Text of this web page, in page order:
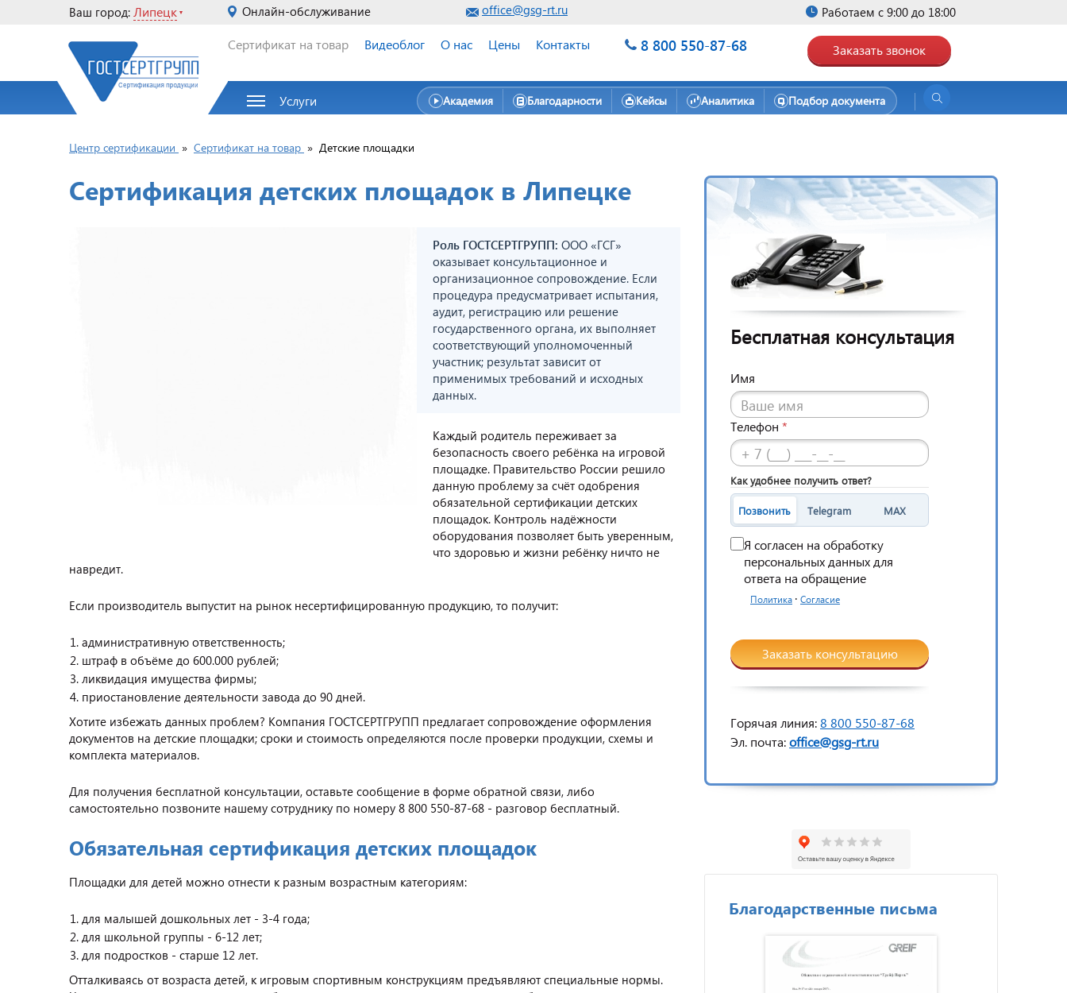
Ваш город: Липецк Онлайн-обслуживание office@gsg-rt.ru Работаем с 9:00 до 18:00
Сертификат на товар Видеоблог О нас Цены Контакты 8 800 550-87-68 Заказать звонок
Услуги Академия Благодарности Кейсы Аналитика Подбор документа
Центр сертификации » Сертификат на товар » Детские площадки
Сертификация детских площадок в Липецке
Роль ГОСТСЕРТГРУПП: ООО «ГСГ»
оказывает консультационное и
организационное сопровождение. Если
процедура предусматривает испытания,
аудит, регистрацию или решение
государственного органа, их выполняет
соответствующий уполномоченный
участник; результат зависит от
применимых требований и исходных
данных.
Каждый родитель переживает за
безопасность своего ребёнка на игровой
площадке. Правительство России решило
данную проблему за счёт одобрения
обязательной сертификации детских
площадок. Контроль надёжности
оборудования позволяет быть уверенным,
что здоровью и жизни ребёнку ничто не
навредит.
Если производитель выпустит на рынок несертифицированную продукцию, то получит:
административную ответственность;
штраф в объёме до 600.000 рублей;
ликвидация имущества фирмы;
приостановление деятельности завода до 90 дней.
Хотите избежать данных проблем? Компания ГОСТСЕРТГРУПП предлагает сопровождение оформления
документов на детские площадки; сроки и стоимость определяются после проверки продукции, схемы и
комплекта материалов.
Для получения бесплатной консультации, оставьте сообщение в форме обратной связи, либо
самостоятельно позвоните нашему сотруднику по номеру 8 800 550-87-68 - разговор бесплатный.
Обязательная сертификация детских площадок
Площадки для детей можно отнести к разным возрастным категориям:
для малышей дошкольных лет - 3-4 года;
для школьной группы - 6-12 лет;
для подростков - старше 12 лет.
Отталкиваясь от возраста детей, к игровым спортивным конструкциям предъявляют специальные нормы.
Бесплатная консультация
Имя
Телефон *
Как удобнее получить ответ?
Позвонить Telegram MAX
Я согласен на обработку
персональных данных для
ответа на обращение
Политика · Согласие
Заказать консультацию
Горячая линия:8 800 550-87-68
Эл. почта:office@gsg-rt.ru
Благодарственные письма